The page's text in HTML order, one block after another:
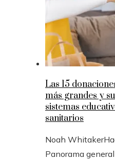
Las 15
más grandes y
sistemas
sanitarios
Noah Whitaker
Panorama